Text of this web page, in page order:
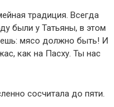
традиция. Всегда
были у Татьяны, в этом
мясо должно быть! И
как на Пасху. Ты нас
сосчитала до пяти.